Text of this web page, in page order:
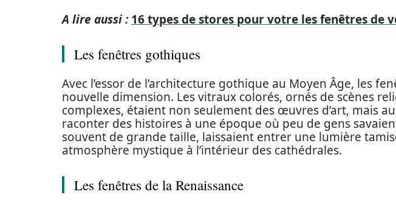
A lire aussi : 16 types de stores pour votre les fenêtres de
Les fenêtres gothiques
Avec l’essor de l’architecture gothique au Moyen Âge, les
nouvelle dimension. Les vitraux colorés, ornés de scènes
complexes, étaient non seulement des œuvres d’art, mais
raconter des histoires à une époque où peu de gens
souvent de grande taille, laissaient entrer une lumière
atmosphère mystique à l’intérieur des cathédrales.
Les fenêtres de la Renaissance